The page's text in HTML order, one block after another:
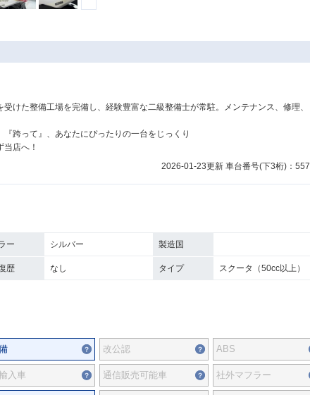
けた整備工場を完備し、経験豊富な二級整備士が常駐。メンテナンス、修理、
跨って』、あなたにぴったりの一台をじっくり
店へ！
2026-01-23更新 車台番号(下3桁)：557
ー シルバー 製造国
歴 なし タイプ スクータ（50cc以上）
改公認 ABS
入車 通信販売可能車 社外マフラー